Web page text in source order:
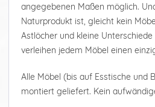
angegebenen Maßen möglich.
Naturprodukt ist, gleicht kein
Astlöcher und kleine
verleihen jedem Möbel einen
Alle Möbel (bis auf Esstische und
montiert geliefert. Kein